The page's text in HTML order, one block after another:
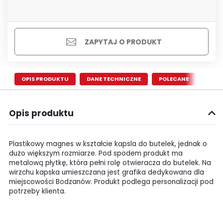
ZAPYTAJ O PRODUKT
OPIS PRODUKTU DANE TECHNICZNE POLECANE
Opis produktu
Plastikowy magnes w kształcie kapsla do butelek, jednak o
dużo większym rozmiarze. Pod spodem produkt ma
metalową płytkę, która pełni rolę otwieracza do butelek. Na
wirzchu kapska umieszczana jest grafika dedykowana dla
miejscowości Bodzanów. Produkt podlega personalizacji pod
potrzeby klienta.